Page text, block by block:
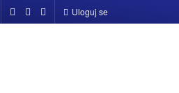
Uloguj se